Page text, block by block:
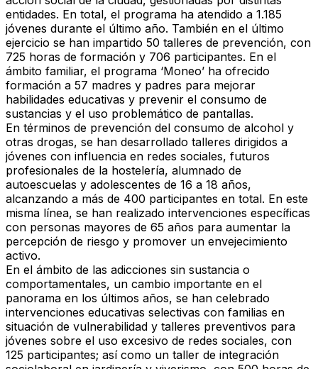
entidades. En total, el programa ha atendido a 1.185
jóvenes durante el último año. También en el último
ejercicio se han impartido 50 talleres de prevención, con
725 horas de formación y 706 participantes. En el
ámbito familiar, el programa ‘Moneo’ ha ofrecido
formación a 57 madres y padres para mejorar
habilidades educativas y prevenir el consumo de
sustancias y el uso problemático de pantallas.
En términos de prevención del consumo de alcohol y
otras drogas, se han desarrollado talleres dirigidos a
jóvenes con influencia en redes sociales, futuros
profesionales de la hostelería, alumnado de
autoescuelas y adolescentes de 16 a 18 años,
alcanzando a más de 400 participantes en total. En este
misma línea, se han realizado intervenciones específicas
con personas mayores de 65 años para aumentar la
percepción de riesgo y promover un envejecimiento
activo.
En el ámbito de las adicciones sin sustancia o
comportamentales, un cambio importante en el
panorama en los últimos años, se han celebrado
intervenciones educativas selectivas con familias en
situación de vulnerabilidad y talleres preventivos para
jóvenes sobre el uso excesivo de redes sociales, con
125 participantes; así como un taller de integración